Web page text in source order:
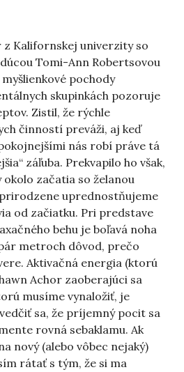
z Kalifornskej univerzity so
Tomi-Ann Robertsovou
pochody
skupinkách pozoruje
Zistil, že rýchle
činností preváži, aj keď
nás robí práve tá
záľuba. Prekvapilo ho však,
začatia so želanou
uprednostňujeme
od začiatku. Pri predstave
behu je boľavá noha
metroch dôvod, prečo
Aktivačná energia (ktorú
Achor zaoberajúci sa
musíme vynaložiť, je
sa, že príjemný pocit sa
rovná sebaklamu. Ak
nový (alebo vôbec nejaký)
rátať s tým, že si ma